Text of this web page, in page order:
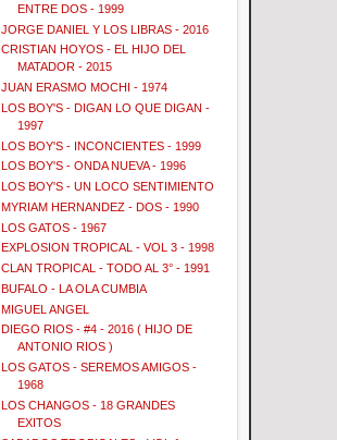
ENTRE DOS - 1999
JORGE DANIEL Y LOS LIBRAS - 2016
CRISTIAN HOYOS - EL HIJO DEL
MATADOR - 2015
JUAN ERASMO MOCHI - 1974
LOS BOY'S - DIGAN LO QUE DIGAN -
1997
LOS BOY'S - INCONCIENTES - 1999
LOS BOY'S - ONDA NUEVA - 1996
LOS BOY'S - UN LOCO SENTIMIENTO
MYRIAM HERNANDEZ - DOS - 1990
LOS GATOS - 1967
EXPLOSION TROPICAL - VOL 3 - 1998
CLAN TROPICAL - TODO AL 3° - 1991
BUFALO - LA OLA CUMBIA
MIGUEL ANGEL
DIEGO RIOS - #4 - 2016 ( HIJO DE
ANTONIO RIOS )
LOS GATOS - SEREMOS AMIGOS -
1968
LOS CHANGOS - 18 GRANDES
EXITOS